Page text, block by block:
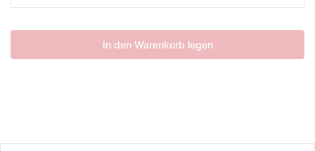
In den Warenkorb legen